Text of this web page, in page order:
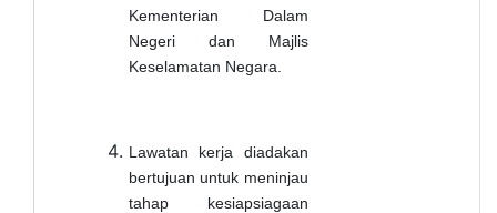
Kementerian Dalam
Negeri dan Majlis
Keselamatan Negara.
Lawatan kerja diadakan
bertujuan untuk meninjau
tahap kesiapsiagaan